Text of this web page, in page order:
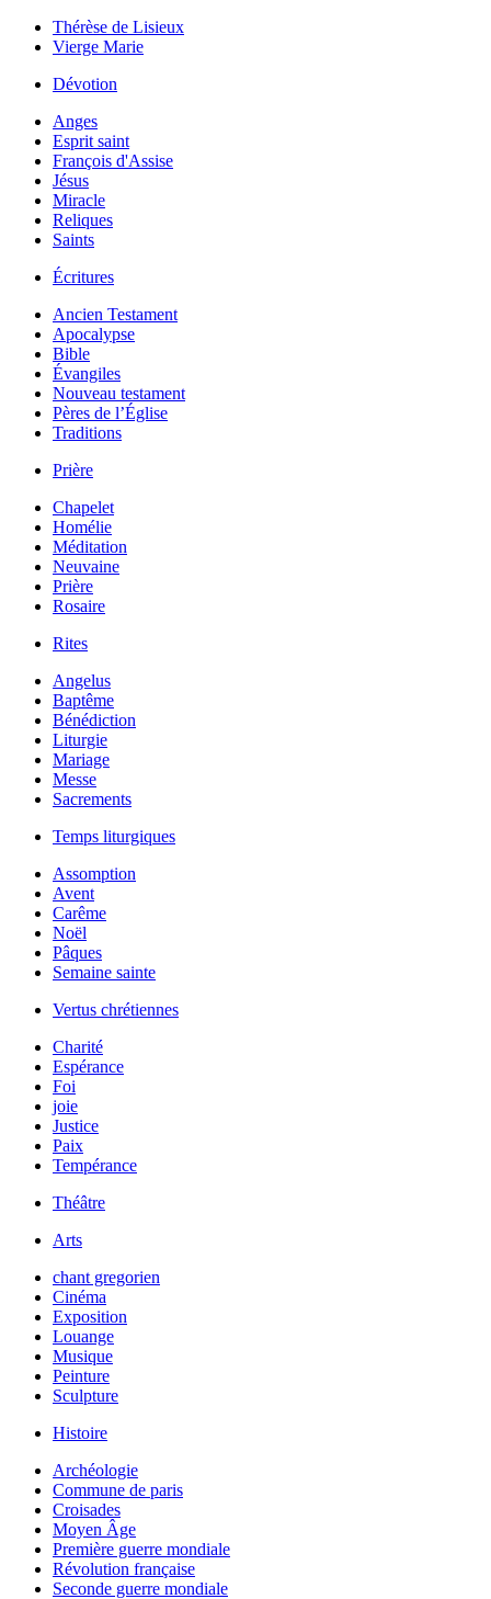
Thérèse de Lisieux
Vierge Marie
Dévotion
Anges
Esprit saint
François d'Assise
Jésus
Miracle
Reliques
Saints
Écritures
Ancien Testament
Apocalypse
Bible
Évangiles
Nouveau testament
Pères de l’Église
Traditions
Prière
Chapelet
Homélie
Méditation
Neuvaine
Prière
Rosaire
Rites
Angelus
Baptême
Bénédiction
Liturgie
Mariage
Messe
Sacrements
Temps liturgiques
Assomption
Avent
Carême
Noël
Pâques
Semaine sainte
Vertus chrétiennes
Charité
Espérance
Foi
joie
Justice
Paix
Tempérance
Théâtre
Arts
chant gregorien
Cinéma
Exposition
Louange
Musique
Peinture
Sculpture
Histoire
Archéologie
Commune de paris
Croisades
Moyen Âge
Première guerre mondiale
Révolution française
Seconde guerre mondiale